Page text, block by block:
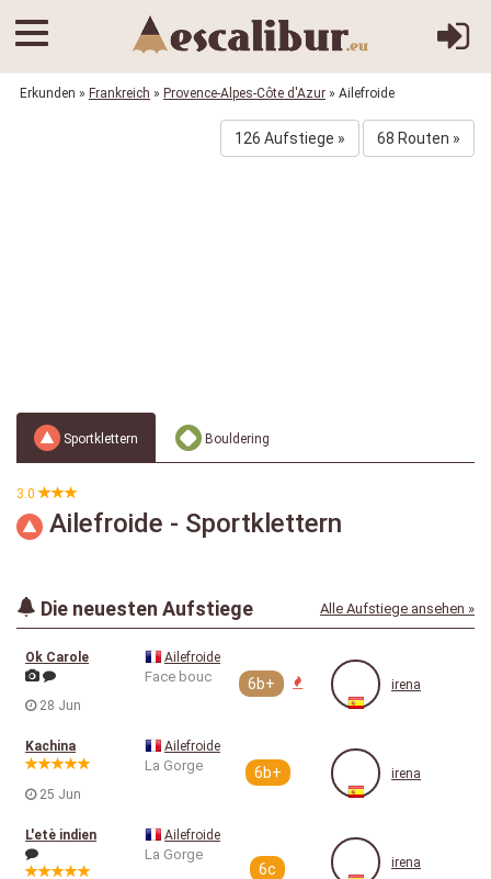
Erkunden » Frankreich » Provence-Alpes-Côte d'Azur » Ailefroide
126 Aufstiege » 68 Routen »
Sportklettern Bouldering
3.0
Ailefroide - Sportklettern
Die neuesten Aufstiege Alle Aufstiege ansehen »
Ok Carole
28 Jun
Ailefroide
Face bouc 6b+ irena
Kachina
25 Jun
Ailefroide
La Gorge 6b+ irena
L'etè indien Ailefroide
La Gorge
6c irena